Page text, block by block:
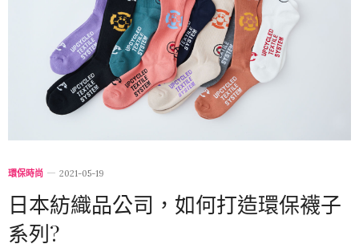
環保時尚 2021-05-19
日本紡織品公司，如何打造環保襪子
系列?